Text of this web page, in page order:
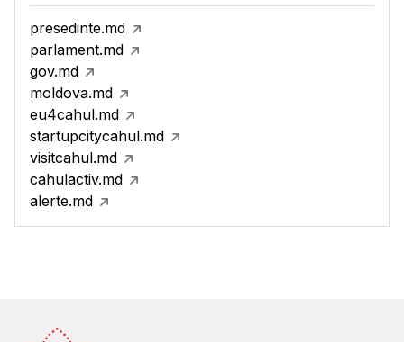
presedinte.md
parlament.md
gov.md
moldova.md
eu4cahul.md
startupcitycahul.md
visitcahul.md
cahulactiv.md
alerte.md